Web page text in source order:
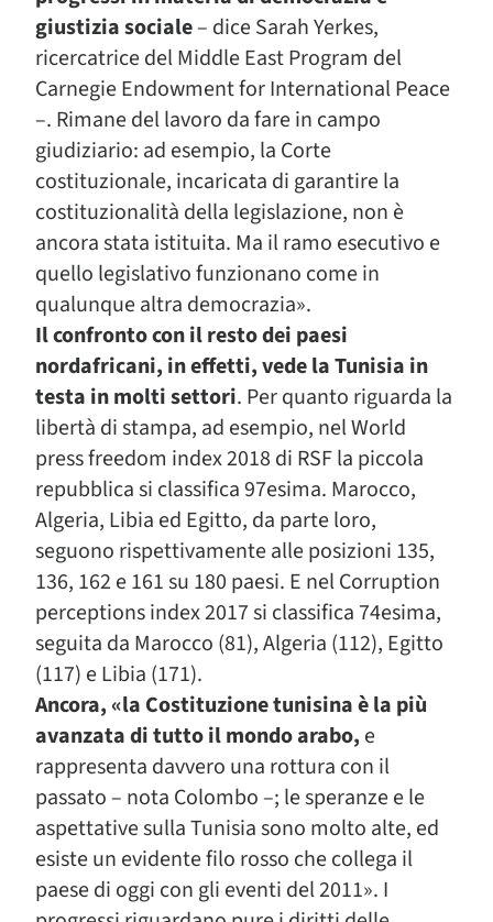
giustizia sociale– dice Sarah Yerkes,
ricercatrice del Middle East Program del
Carnegie Endowment for International Peace
–. Rimane del lavoro da fare in campo
giudiziario: ad esempio, la Corte
costituzionale, incaricata di garantire la
costituzionalità della legislazione, non è
ancora stata istituita. Ma il ramo esecutivo e
quello legislativo funzionano come in
qualunque altra democrazia».
Il confronto con il resto dei paesi
nordafricani, in effetti, vede la Tunisia in
testa in molti settori. Per quanto riguarda la
libertà di stampa, ad esempio, nel World
press freedom index 2018 di RSF la piccola
repubblica si classifica 97esima. Marocco,
Algeria, Libia ed Egitto, da parte loro,
seguono rispettivamente alle posizioni 135,
136, 162 e 161 su 180 paesi. E nel Corruption
perceptions index 2017 si classifica 74esima,
seguita da Marocco (81), Algeria (112), Egitto
(117) e Libia (171).
Ancora, «la Costituzione tunisina è la più
avanzata di tutto il mondo arabo, e
rappresenta davvero una rottura con il
passato – nota Colombo –; le speranze e le
aspettative sulla Tunisia sono molto alte, ed
esiste un evidente filo rosso che collega il
paese di oggi con gli eventi del 2011». I